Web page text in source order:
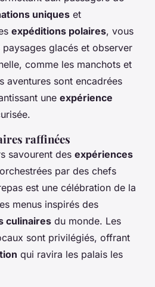
uniques et
expéditions polaires, vous
glacés et observer
comme les manchots et
aventures sont encadrées
une expérience
raffinées
savourent des expériences
orchestrées par des chefs
est une célébration de la
menus inspirés des
culinaires du monde. Les
sont privilégiés, offrant
qui ravira les palais les